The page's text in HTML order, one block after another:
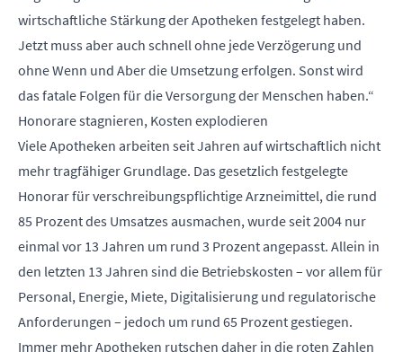
wirtschaftliche Stärkung der Apotheken festgelegt haben.
Jetzt muss aber auch schnell ohne jede Verzögerung und
ohne Wenn und Aber die Umsetzung erfolgen. Sonst wird
das fatale Folgen für die Versorgung der Menschen haben.“
Honorare stagnieren, Kosten explodieren
Viele Apotheken arbeiten seit Jahren auf wirtschaftlich nicht
mehr tragfähiger Grundlage. Das gesetzlich festgelegte
Honorar für verschreibungspflichtige Arzneimittel, die rund
85 Prozent des Umsatzes ausmachen, wurde seit 2004 nur
einmal vor 13 Jahren um rund 3 Prozent angepasst. Allein in
den letzten 13 Jahren sind die Betriebskosten – vor allem für
Personal, Energie, Miete, Digitalisierung und regulatorische
Anforderungen – jedoch um rund 65 Prozent gestiegen.
Immer mehr Apotheken rutschen daher in die roten Zahlen